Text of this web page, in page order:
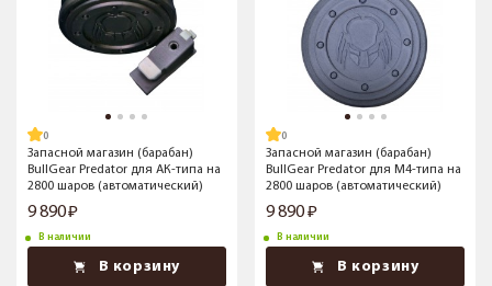
Запасной магазин (барабан)
BullGear Predator для АК-типа на
2800 шаров (автоматический)
9 890
В наличии
В корзину
Запасной магазин (барабан)
BullGear Predator для M4-типа на
2800 шаров (автоматический)
9 890
В наличии
В корзину